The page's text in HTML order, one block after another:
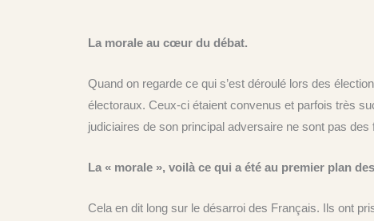
La morale au cœur du débat.
Quand on regarde ce qui s’est déroulé lors des
électoraux. Ceux-ci étaient convenus et parfois très
judiciaires de son principal adversaire ne sont pas
La « morale », voilà ce qui a été au premier plan
Cela en dit long sur le désarroi des Français. Ils ont